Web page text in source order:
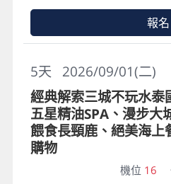
報名
2026/09/01(二)
5天
經典解索三城不玩水
五星精油SPA、漫步大
餵食長頸鹿、絕美海上
購物
機位 16